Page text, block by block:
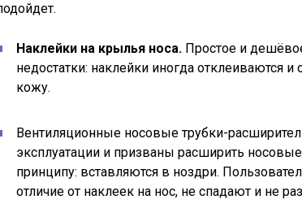
Наклейки на крылья носа. Простое и
недостатки: наклейки иногда отклеиваются
кожу.
Вентиляционные носовые трубки-
эксплуатации и призваны расширить
принципу: вставляются в ноздри.
отличие от наклеек на нос, не спадают и не